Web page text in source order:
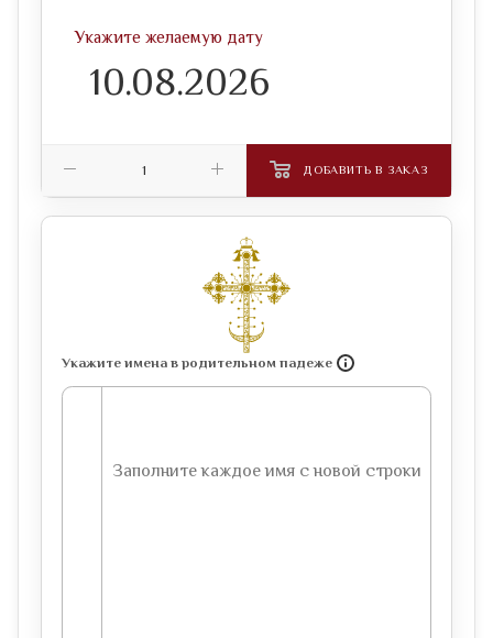
Укажите имена в родительном падеже
Укажите желаемую дату
ДОБАВИТЬ В ЗАКАЗ